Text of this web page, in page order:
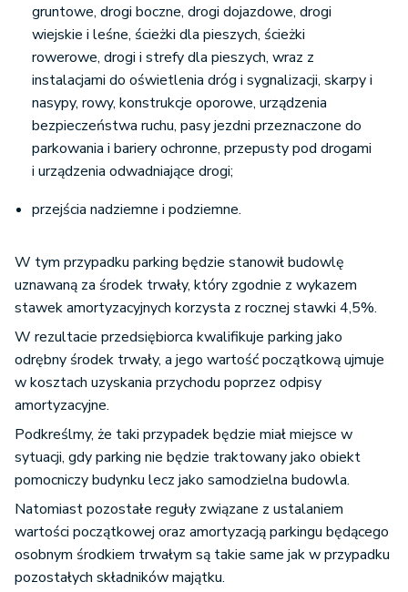
gruntowe, drogi boczne, drogi dojazdowe, drogi
wiejskie i leśne, ścieżki dla pieszych, ścieżki
rowerowe, drogi i strefy dla pieszych, wraz z
instalacjami do oświetlenia dróg i sygnalizacji, skarpy i
nasypy, rowy, konstrukcje oporowe, urządzenia
bezpieczeństwa ruchu, pasy jezdni przeznaczone do
parkowania i bariery ochronne, przepusty pod drogami
i urządzenia odwadniające drogi;
przejścia nadziemne i podziemne.
W tym przypadku parking będzie stanowił budowlę
uznawaną za środek trwały, który zgodnie z wykazem
stawek amortyzacyjnych korzysta z rocznej stawki 4,5%.
W rezultacie przedsiębiorca kwalifikuje parking jako
odrębny środek trwały, a jego wartość początkową ujmuje
w kosztach uzyskania przychodu poprzez odpisy
amortyzacyjne.
Podkreślmy, że taki przypadek będzie miał miejsce w
sytuacji, gdy parking nie będzie traktowany jako obiekt
pomocniczy budynku lecz jako samodzielna budowla.
Natomiast pozostałe reguły związane z ustalaniem
wartości początkowej oraz amortyzacją parkingu będącego
osobnym środkiem trwałym są takie same jak w przypadku
pozostałych składników majątku.